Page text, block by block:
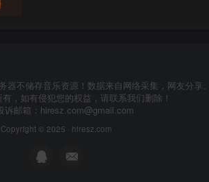
器不储存音乐资源！数据来自网络采集，网友分享
，如有侵犯您的权益，请联系我们删除！
诉邮箱： hiresz.com@gmail.com
Copyright © 2025 · hiresz.com